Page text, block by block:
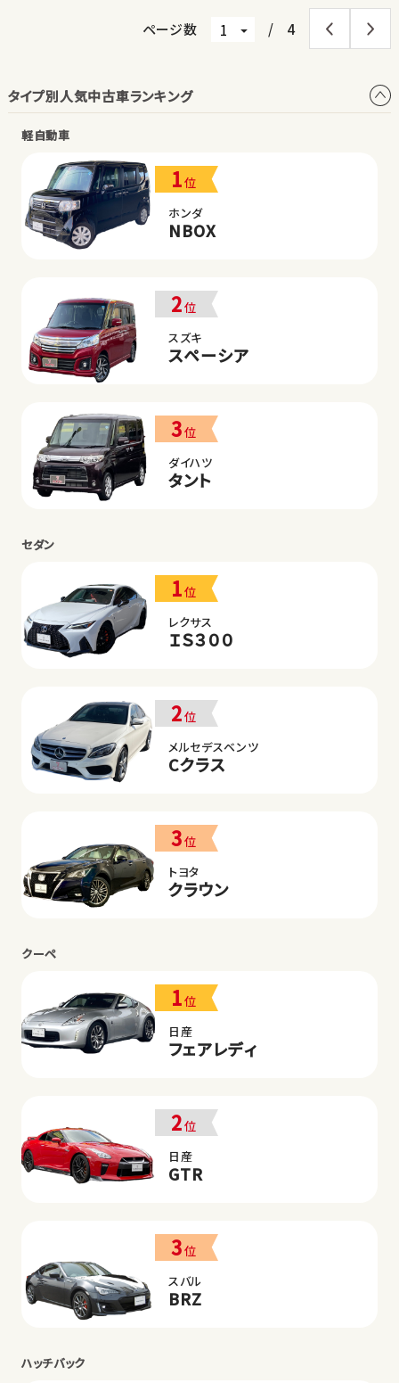
ページ数 / 4
タイプ別人気中古車ランキング
軽自動車
1位
ホンダ
NBOX
2位
スズキ
スペーシア
3位
ダイハツ
タント
セダン
1位
レクサス
ＩＳ３００
2位
メルセデスベンツ
Cクラス
3位
トヨタ
クラウン
クーペ
1位
日産
フェアレディ
2位
日産
GTR
3位
スバル
BRZ
ハッチバック